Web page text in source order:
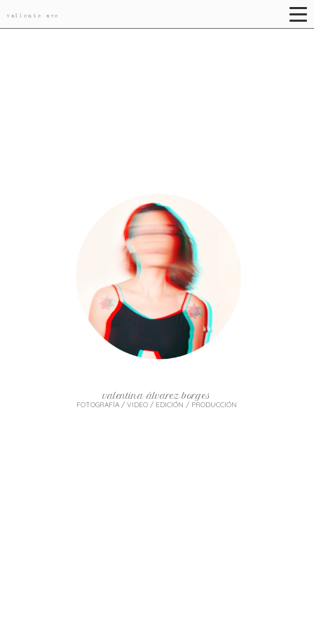
valiente ave
valentina álvarez borges
FOTOGRAFÍA / VIDEO / EDICIÓN / PRODUCCIÓN